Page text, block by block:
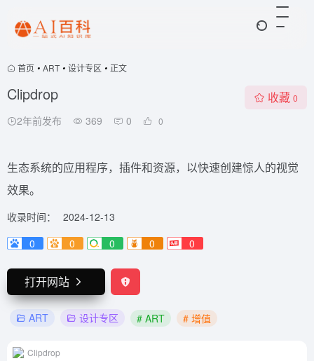
首页 • ART • 设计专区 • 正文
Clipdrop
2年前发布 369 0 0
收藏 0
生态系统的应用程序，插件和资源，以快速创建惊人的视觉
效果。
收录时间：
2024-12-13
0
0 0 0 0
打开网站
ART 设计专区 # ART # 增值
Clipdrop